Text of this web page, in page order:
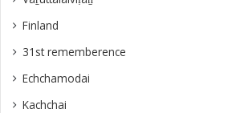
Finland
31st rememberence
Echchamodai
Kachchai